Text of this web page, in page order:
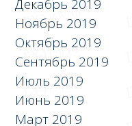
Декабрь 2019
Ноябрь 2019
Октябрь 2019
Сентябрь 2019
Июль 2019
Июнь 2019
Март 2019